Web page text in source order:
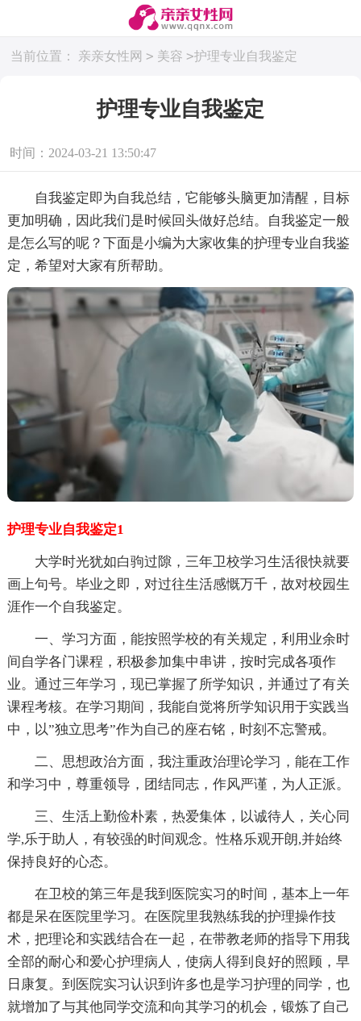
当前位置： 亲亲女性网 > 美容 >护理专业自我鉴定
护理专业自我鉴定
时间：2024-03-21 13:50:47
自我鉴定即为自我总结，它能够头脑更加清醒，目标
更加明确，因此我们是时候回头做好总结。自我鉴定一般
是怎么写的呢？下面是小编为大家收集的护理专业自我鉴
定，希望对大家有所帮助。
护理专业自我鉴定1
大学时光犹如白驹过隙，三年卫校学习生活很快就要
画上句号。毕业之即，对过往生活感慨万千，故对校园生
涯作一个自我鉴定。
一、学习方面，能按照学校的有关规定，利用业余时
间自学各门课程，积极参加集中串讲，按时完成各项作
业。通过三年学习，现已掌握了所学知识，并通过了有关
课程考核。在学习期间，我能自觉将所学知识用于实践当
中，以”独立思考”作为自己的座右铭，时刻不忘警戒。
二、思想政治方面，我注重政治理论学习，能在工作
和学习中，尊重领导，团结同志，作风严谨，为人正派。
三、生活上勤俭朴素，热爱集体，以诚待人，关心同
学,乐于助人，有较强的时间观念。性格乐观开朗,并始终
保持良好的心态。
在卫校的第三年是我到医院实习的时间，基本上一年
都是呆在医院里学习。在医院里我熟练我的护理操作技
术，把理论和实践结合在一起，在带教老师的指导下用我
全部的耐心和爱心护理病人，使病人得到良好的照顾，早
日康复。到医院实习认识到许多也是学习护理的同学，也
就增加了与其他同学交流和向其学习的机会，锻炼了自己